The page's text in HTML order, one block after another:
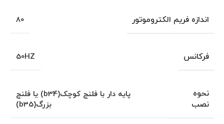
اندازه فریم الکتروموتور 80
فرکانس 50HZ
نحوه
نصب
پایه دار با فلنج کوچک(b34) یا فلنج
بزرگ(b35)